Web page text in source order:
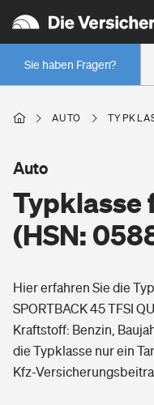
Sie haben Fragen?
Wer versichert was: Jetzt
Regionalklassen: So ist
Wer versichert was:
Arbeitsrechtsschutz
Wohnen
Elementarversicherung
Freizeit
Pri­vate Haft­pflicht­
Gesundheit
AUTO
Typklasse
(HSN:
Auto
Hier erfahren Sie die
SPORTBACK 45 TFSI
Kraftstoff: Benzin,
die Typklasse nur ein
Kfz-